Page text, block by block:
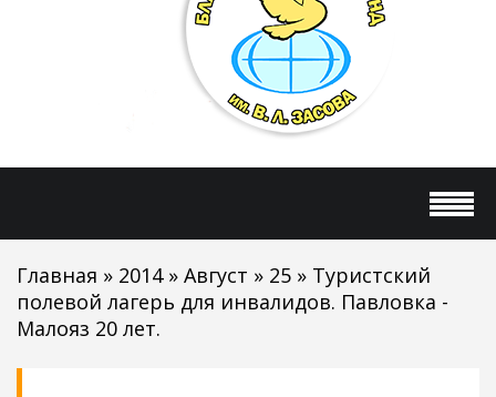
Главная » 2014 » Август » 25 » Туристский
полевой лагерь для инвалидов. Павловка -
Малояз 20 лет.